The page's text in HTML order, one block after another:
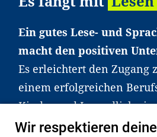
Ein gutes Lese- und
macht den positiven
Es erleichtert den Zugang
einem erfolgreichen
Kinder und Jugendliche in
haben aber große
Wir respektieren